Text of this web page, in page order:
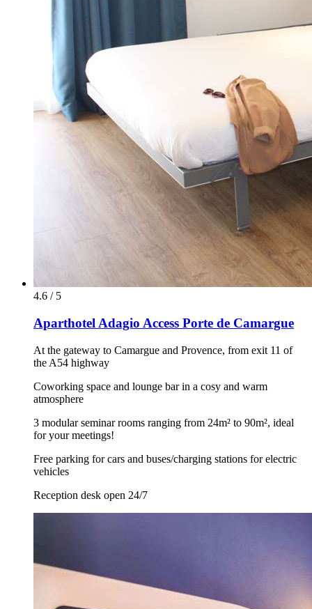
4.6 / 5
Aparthotel Adagio Access Porte de Camargue
At the gateway to Camargue and Provence, from exit 11 of
the A54 highway
Coworking space and lounge bar in a cosy and warm
atmosphere
3 modular seminar rooms ranging from 24m² to 90m², ideal
for your meetings!
Free parking for cars and buses/charging stations for electric
vehicles
Reception desk open 24/7